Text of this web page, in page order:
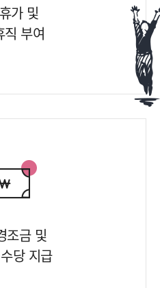
가 및
직 부여
조금 및
당 지급